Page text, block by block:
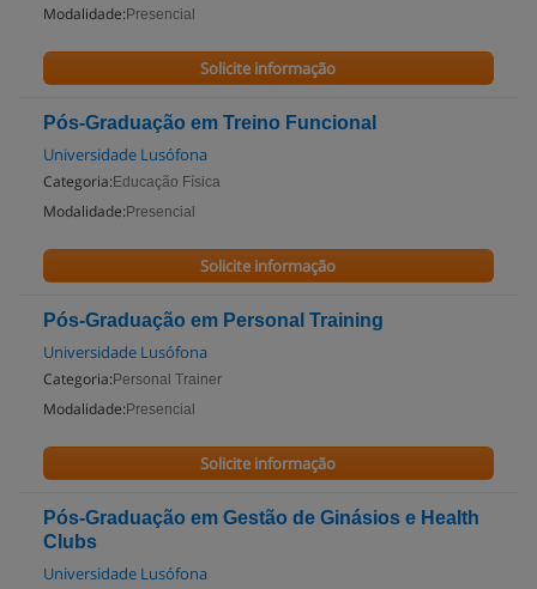
Modalidade: Presencial
Solicite informação
Pós-Graduação em Treino Funcional
Universidade Lusófona
Categoria: Educação Física
Modalidade: Presencial
Solicite informação
Pós-Graduação em Personal Training
Universidade Lusófona
Categoria: Personal Trainer
Modalidade: Presencial
Solicite informação
Pós-Graduação em Gestão de Ginásios e Health
Clubs
Universidade Lusófona